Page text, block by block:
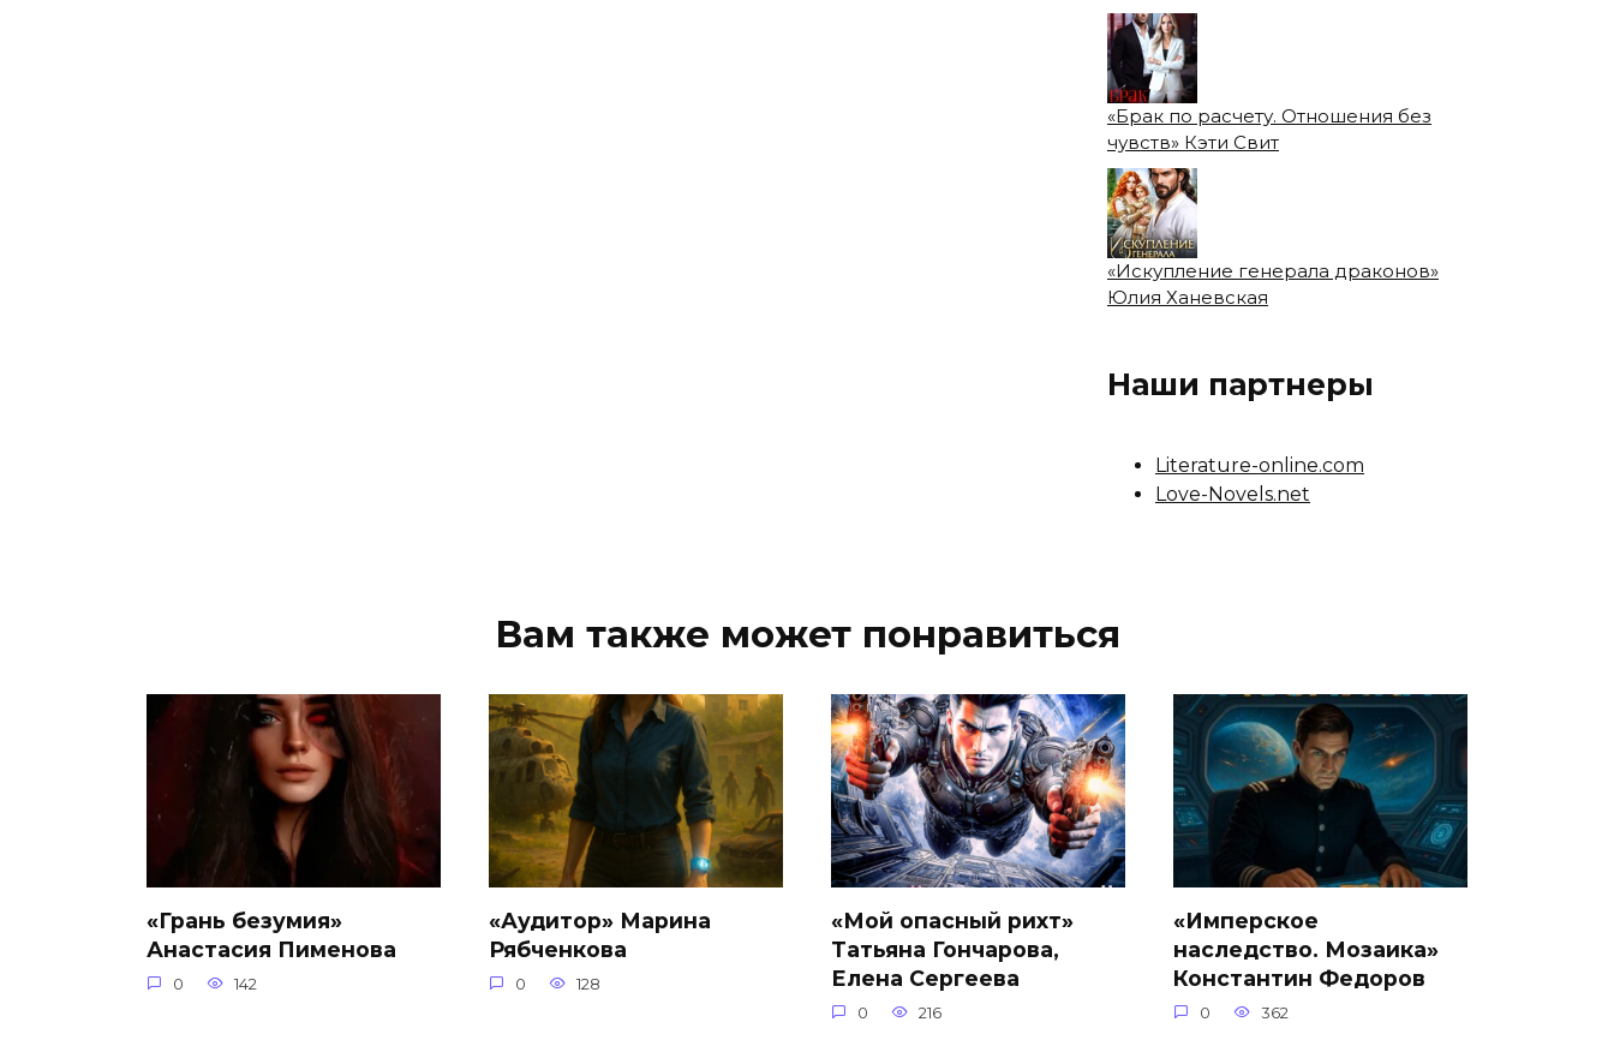
«Брак по расчету. Отношения без
чувств» Кэти Свит
«Искупление генерала драконов»
Юлия Ханевская
Наши партнеры
Literature-online.com
Love-Novels.net
Вам также может понравиться
«Грань безумия»
Анастасия Пименова
0 142
«Аудитор» Марина
Рябченкова
0 128
«Мой опасный рихт»
Татьяна Гончарова,
Елена Сергеева
0 216
«Имперское
наследство. Мозаика»
Константин Федоров
0 362